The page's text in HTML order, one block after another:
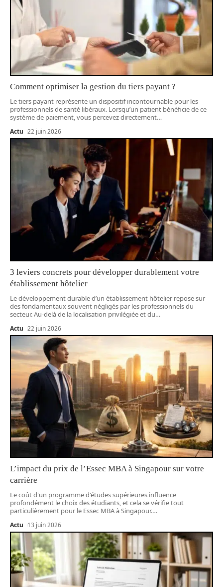
Comment optimiser la gestion du tiers payant ?
Le tiers payant représente un dispositif incontournable pour les
professionnels de santé libéraux. Lorsqu’un patient bénéficie de ce
système de paiement, vous percevez directement…
Actu 22 juin 2026
3 leviers concrets pour développer durablement votre
établissement hôtelier
Le développement durable d’un établissement hôtelier repose sur
des fondamentaux souvent négligés par les professionnels du
secteur. Au-delà de la localisation privilégiée et du…
Actu 22 juin 2026
L’impact du prix de l’Essec MBA à Singapour sur votre
carrière
Le coût d'un programme d'études supérieures influence
profondément le choix des étudiants, et cela se vérifie tout
particulièrement pour le Essec MBA à Singapour.…
Actu 13 juin 2026